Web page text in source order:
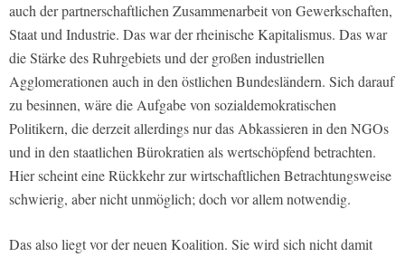
auch der partnerschaftlichen Zusammenarbeit von Gewerkschaften,
Staat und Industrie. Das war der rheinische Kapitalismus. Das war
die Stärke des Ruhrgebiets und der großen industriellen
Agglomerationen auch in den östlichen Bundesländern. Sich darauf
zu besinnen, wäre die Aufgabe von sozialdemokratischen
Politikern, die derzeit allerdings nur das Abkassieren in den NGOs
und in den staatlichen Bürokratien als wertschöpfend betrachten.
Hier scheint eine Rückkehr zur wirtschaftlichen Betrachtungsweise
schwierig, aber nicht unmöglich; doch vor allem notwendig.
Das also liegt vor der neuen Koalition. Sie wird sich nicht damit